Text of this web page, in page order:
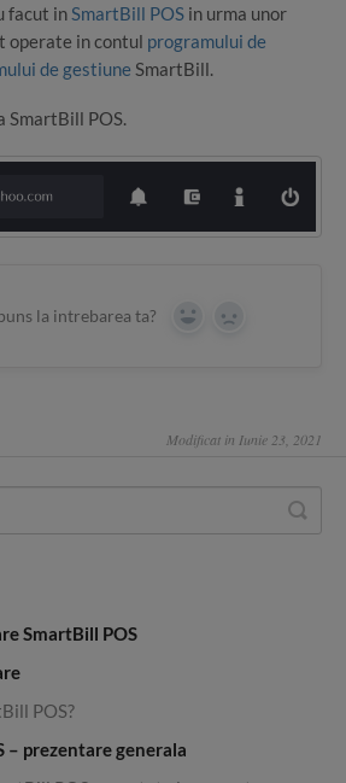
facut inSmartBill POS in urma unor
operate in contul programului de
de gestiune SmartBill.
SmartBill POS.
la intrebarea ta? Yes No
Modificat in Iunie 23, 2021
SmartBill POS
POS?
– prezentare generala